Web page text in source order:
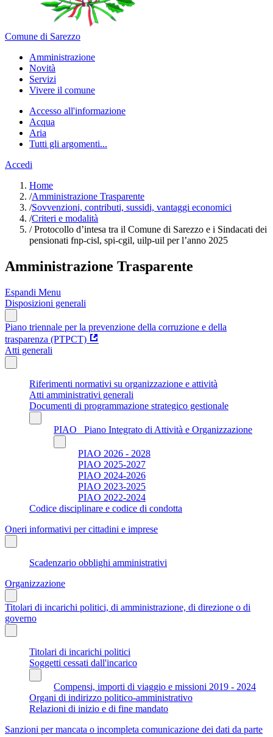
Comune di Sarezzo
Amministrazione
Novità
Servizi
Vivere il comune
Accesso all'informazione
Acqua
Aria
Tutti gli argomenti...
Accedi
Home
/Amministrazione Trasparente
/Sovvenzioni, contributi, sussidi, vantaggi economici
/Criteri e modalità
/Protocollo d’intesa tra il Comune di Sarezzo e i Sindacati dei
pensionati fnp-cisl, spi-cgil, uilp-uil per l’anno 2025
Amministrazione Trasparente
Espandi Menu
Disposizioni generali
Piano triennale per la prevenzione della corruzione e della
trasparenza (PTPCT)
Atti generali
Riferimenti normativi su organizzazione e attività
Atti amministrativi generali
Documenti di programmazione strategico gestionale
PIAO_ Piano Integrato di Attività e Organizzazione
PIAO 2026 - 2028
PIAO 2025-2027
PIAO 2024-2026
PIAO 2023-2025
PIAO 2022-2024
Codice disciplinare e codice di condotta
Oneri informativi per cittadini e imprese
Scadenzario obblighi amministrativi
Organizzazione
Titolari di incarichi politici, di amministrazione, di direzione o di
governo
Titolari di incarichi politici
Soggetti cessati dall'incarico
Compensi, importi di viaggio e missioni 2019 - 2024
Organi di indirizzo politico-amministrativo
Relazioni di inizio e di fine mandato
Sanzioni per mancata o incompleta comunicazione dei dati da parte